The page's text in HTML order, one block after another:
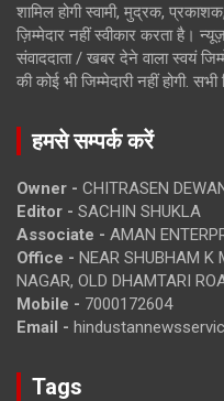
शामिल होगी स्वामी, मुद्रक,
ज़िम्मेदार नहीं स्वीकार करता है।
संवाददाता / खबर देने वाला स्वयं
की कोई भी जिम्मेदारी नहीं होगी. सभी
हमसे सम्पर्क करें
Owner - CHITRASEN
Editor - SACHIN SHUKLA
Associate - AMAN
Office - NEAR SHUBHAM K
NAGAR, OLD DHAMTARI
Mobile - 7000172604
Email -
Tags